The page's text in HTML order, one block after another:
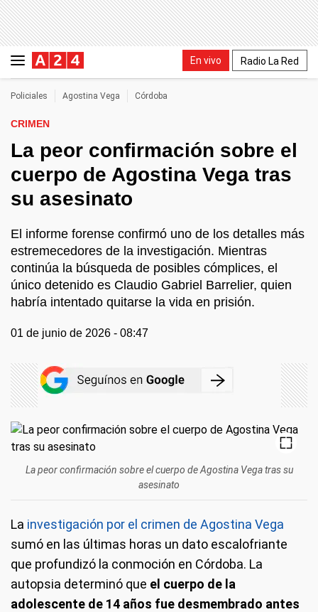
En vivo Radio La Red
Policiales Agostina Vega Córdoba
CRIMEN
La peor confirmación sobre el
cuerpo de Agostina Vega tras
su asesinato
El informe forense confirmó uno de los detalles más
estremecedores de la investigación. Mientras
continúa la búsqueda de posibles cómplices, el
único detenido es Claudio Gabriel Barrelier, quien
habría intentado quitarse la vida en prisión.
01 de junio de 2026 - 08:47
La peor confirmación sobre el cuerpo de Agostina Vega tras su
asesinato
La investigación por el crimen de Agostina Vega
sumó en las últimas horas un dato escalofriante
que profundizó la conmoción en Córdoba. La
autopsia determinó que el cuerpo de la
adolescente de 14 años fue desmembrado antes